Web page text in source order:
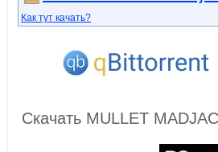
Как тут качать?
Скачать MULLET